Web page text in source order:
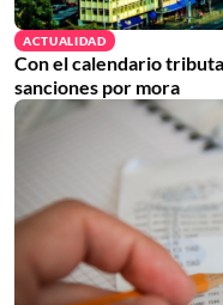
ACTUALIDAD
Con el calendario
sanciones por mora